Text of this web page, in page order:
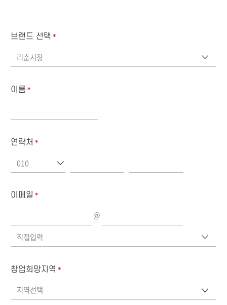
브랜드 선택 *
리춘시장
이름 *
연락처 *
010
이메일 *
@
직접입력
창업희망지역 *
지역선택